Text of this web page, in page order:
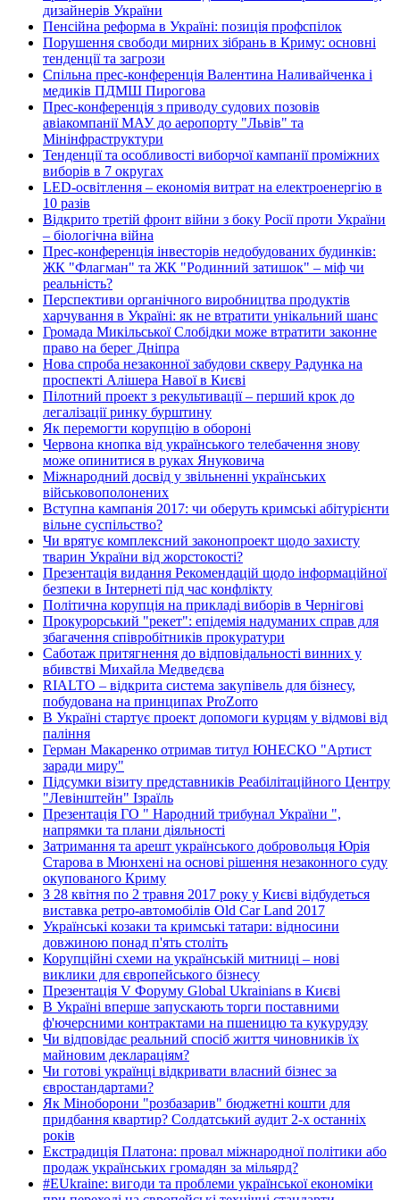
дизайнерів України
Пенсійна реформа в Україні: позиція профспілок
Порушення свободи мирних зібрань в Криму: основні
тенденції та загрози
Спільна прес-конференція Валентина Наливайченка і
медиків ПДМШ Пирогова
Прес-конференція з приводу судових позовів
авіакомпанії МАУ до аеропорту "Львів" та
Мінінфраструктури
Тенденції та особливості виборчої кампанії проміжних
виборів в 7 округах
LED-освітлення – економія витрат на електроенергію в
10 разів
Відкрито третій фронт війни з боку Росії проти України
– біологічна війна
Прес-конференція інвесторів недобудованих будинків:
ЖК "Флагман" та ЖК "Родинний затишок" – міф чи
реальність?
Перспективи органічного виробництва продуктів
харчування в Україні: як не втратити унікальний шанс
Громада Микільської Слобідки може втратити законне
право на берег Дніпра
Нова спроба незаконної забудови скверу Радунка на
проспекті Алішера Навої в Києві
Пілотний проект з рекультивації – перший крок до
легалізації ринку бурштину
Як перемогти корупцію в обороні
Червона кнопка від українського телебачення знову
може опинитися в руках Януковича
Міжнародний досвід у звільненні українських
військовополонених
Вступна кампанія 2017: чи оберуть кримські абітурієнти
вільне суспільство?
Чи врятує комплексний законопроект щодо захисту
тварин України від жорстокості?
Презентація видання Рекомендацій щодо інформаційної
безпеки в Інтернеті під час конфлікту
Політична корупція на прикладі виборів в Чернігові
Прокурорський "рекет": епідемія надуманих справ для
збагачення співробітників прокуратури
Саботаж притягнення до відповідальності винних у
вбивстві Михайла Медведєва
RIALTO – відкрита система закупівель для бізнесу,
побудована на принципах ProZorro
В Україні стартує проект допомоги курцям у відмові від
паління
Герман Макаренко отримав титул ЮНЕСКО "Артист
заради миру"
Підсумки візиту представників Реабілітаційного Центру
"Левінштейн" Ізраїль
Презентація ГО " Народний трибунал України ",
напрямки та плани діяльності
Затримання та арешт українського добровольця Юрія
Старова в Мюнхені на основі рішення незаконного суду
окупованого Криму
З 28 квітня по 2 травня 2017 року у Києві відбудеться
виставка ретро-автомобілів Old Car Land 2017
Українські козаки та кримські татари: відносини
довжиною понад п'ять століть
Корупційні схеми на українській митниці – нові
виклики для європейського бізнесу
Презентація V Форуму Global Ukrainians в Києві
В Україні вперше запускають торги поставними
ф'ючерсними контрактами на пшеницю та кукурудзу
Чи відповідає реальний спосіб життя чиновників їх
майновим деклараціям?
Чи готові українці відкривати власний бізнес за
євростандартами?
Як Міноборони "розбазарив" бюджетні кошти для
придбання квартир? Солдатський аудит 2-х останніх
років
Екстрадиція Платона: провал міжнародної політики або
продаж українських громадян за мільярд?
#EUkraine: вигоди та проблеми української економіки